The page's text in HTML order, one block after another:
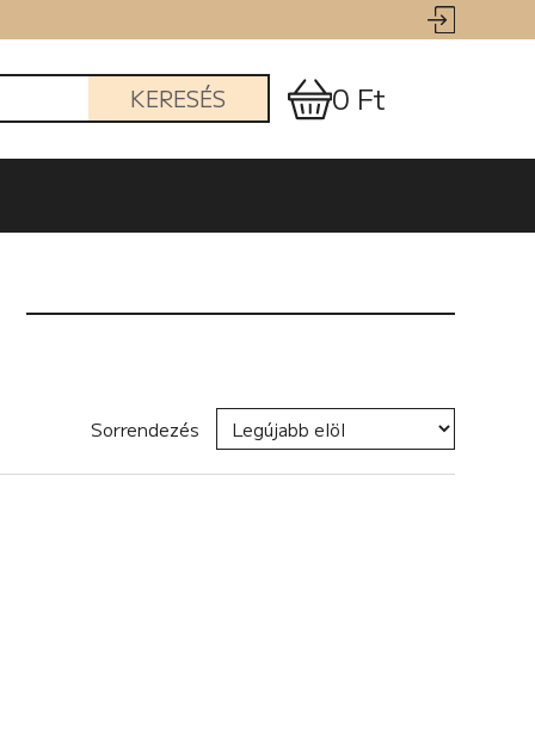
KERESÉS 0 Ft
Sorrendezés